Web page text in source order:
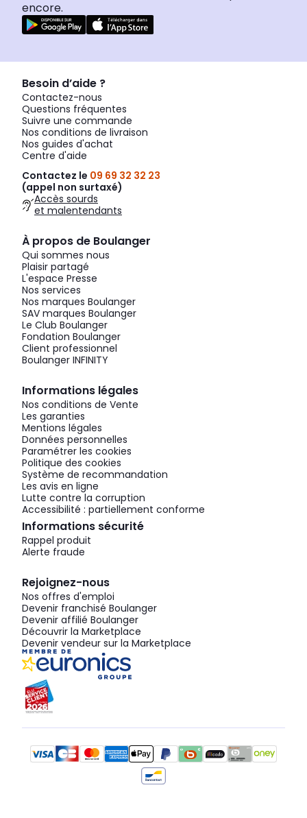
encore.
Besoin d’aide ?
Contactez-nous
Questions fréquentes
Suivre une commande
Nos conditions de livraison
Nos guides d'achat
Centre d'aide
Contactez le 09 69 32 32 23
(appel non surtaxé)
Accès sourds
et malentendants
À propos de Boulanger
Qui sommes nous
Plaisir partagé
L'espace Presse
Nos services
Nos marques Boulanger
SAV marques Boulanger
Le Club Boulanger
Fondation Boulanger
Client professionnel
Boulanger INFINITY
Informations légales
Nos conditions de Vente
Les garanties
Mentions légales
Données personnelles
Paramétrer les cookies
Politique des cookies
Système de recommandation
Les avis en ligne
Lutte contre la corruption
Accessibilité : partiellement conforme
Informations sécurité
Rappel produit
Alerte fraude
Rejoignez-nous
Nos offres d'emploi
Devenir franchisé Boulanger
Devenir affilié Boulanger
Découvrir la Marketplace
Devenir vendeur sur la Marketplace